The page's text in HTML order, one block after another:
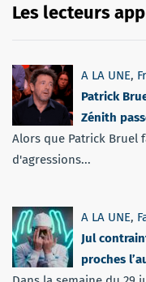
Les lecteurs
A LA UNE,
Patrick
Zénith
Alors que Patrick Bruel
d'agressions...
A LA UNE,
Jul
proches